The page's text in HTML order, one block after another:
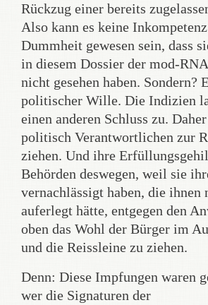
Rückzug einer bereits
Also kann es keine
Dummheit gewesen sein, dass
in diesem Dossier der mod-
nicht gesehen haben. Sondern?
politischer Wille. Die Indizien
einen anderen Schluss zu.
politisch Verantwortlichen zur
ziehen. Und ihre
Behörden deswegen, weil sie
vernachlässigt haben, die ihnen
auferlegt hätte, entgegen den
oben das Wohl der Bürger im
und die Reissleine zu ziehen.
Denn: Diese Impfungen waren
wer die Signaturen der